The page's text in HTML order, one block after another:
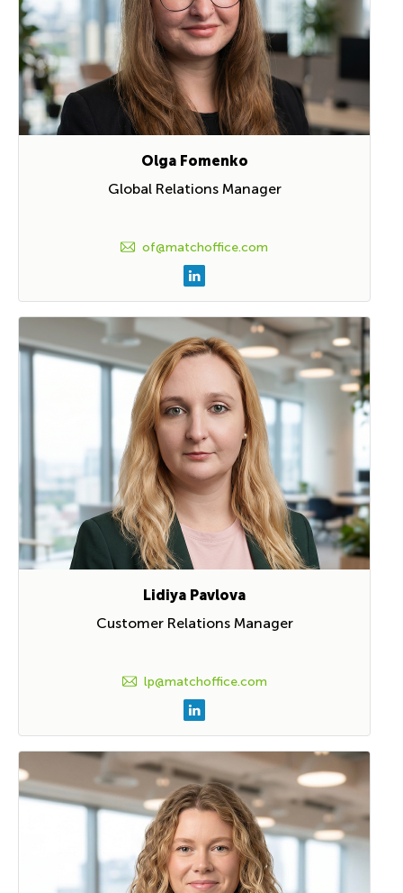
Olga Fomenko
Global Relations Manager
of@matchoffice.com
Lidiya Pavlova
Customer Relations Manager
lp@matchoffice.com